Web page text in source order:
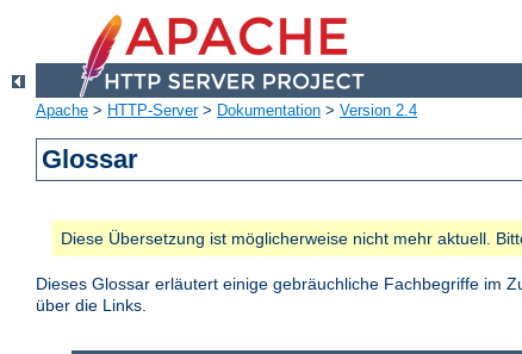
Apache > HTTP-Server> Dokumentation > Version 2.4
Glossar
Diese Übersetzung ist möglicherweise nicht mehr aktuell.
Dieses Glossar erläutert einige gebräuchliche Fachbegriffe im
über die Links.